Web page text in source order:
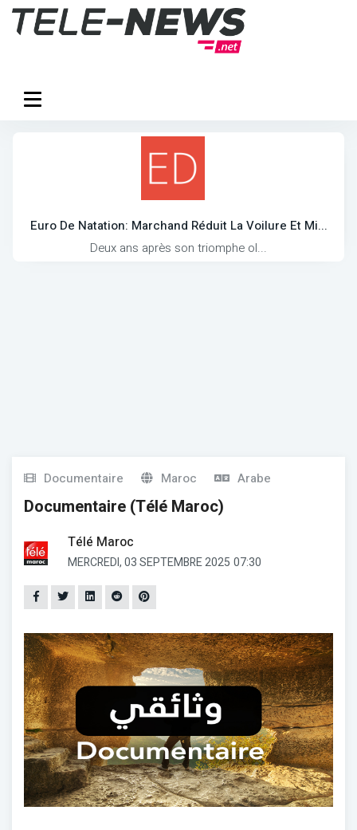
Euro De Natation: Marchand Réduit La Voilure Et Mi...
Deux ans après son triomphe ol...
Documentaire Maroc Arabe
Documentaire (Télé Maroc)
Télé Maroc
MERCREDI, 03 SEPTEMBRE 2025 07:30